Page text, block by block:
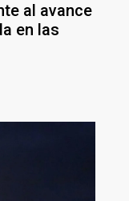
al avance
en las